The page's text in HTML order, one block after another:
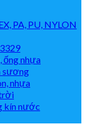
PA, PU, NYLON
ống nhựa
sương
nhựa
kín nước